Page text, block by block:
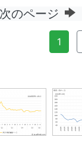
次のページ
1